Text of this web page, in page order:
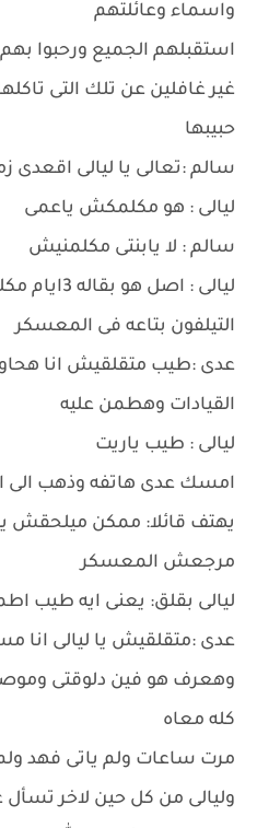
واسماء وعائلتهم
استقبلهم الجميع ورحبوا
غير غافلين عن تلك التى
حبيبها
سالم :تعالى يا ليالى اقعدى
ليالى : هو مكلمكش ياعمى
سالم : لا يابنتى مكلمنيش
ليالى : اصل
التيلفون بتاعه فى المعسكر
عدى :طيب متقلقيش انا
القيادات وهطمن عليه
ليالى : طيب ياريت
امسك عدى هاتفه وذهب الى
يهتف قائلا: ممكن ميلحقش
مرجعش المعسكر
ليالى بقلق: يعنى ايه طيب
عدى :متقلقيش يا ليالى انا
وهعرف هو فين دلوقتى
كله معاه
مرت ساعات ولم ياتى فهد
وليالى من كل حين لاخر تسأل